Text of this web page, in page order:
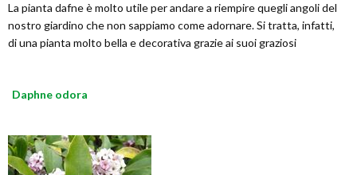
La pianta dafne è molto utile per andare a riempire quegli angoli del
nostro giardino che non sappiamo come adornare. Si tratta, infatti,
di una pianta molto bella e decorativa grazie ai suoi graziosi
Daphne odora